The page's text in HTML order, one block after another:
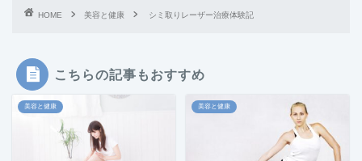
HOME 美容と健康 シミ取りレーザー治療体験記
こちらの記事もおすすめ
美容と健康 美容と健康